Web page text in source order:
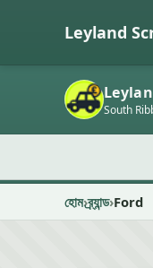
Leyland
Leyland
South
হোম ব্র্যান্ড Ford